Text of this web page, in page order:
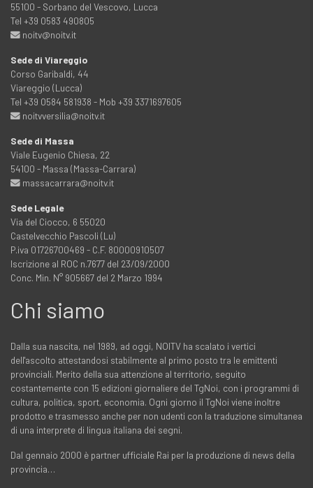
55100 - Sorbano del Vescovo, Lucca
Tel +39 0583 490805
noitv@noitv.it
Sede di Viareggio
Corso Garibaldi, 44
Viareggio (Lucca)
Tel +39 0584 581938 - Mob +39 3371697605
noitvversilia@noitv.it
Sede di Massa
Viale Eugenio Chiesa, 22
54100 - Massa (Massa-Carrara)
massacarrara@noitv.it
Sede Legale
Via del Ciocco, 6 55020
Castelvecchio Pascoli (Lu)
P.iva 01726700469 - C.F. 80000910507
Iscrizione al ROC n.7677 del 23/09/2000
Conc. Min. N° 905667 del 2 Marzo 1994
Chi siamo
Dalla sua nascita, nel 1989, ad oggi, NOITV ha scalato i vertici
dell'ascolto attestandosi stabilmente al primo posto tra le emittenti
provinciali. Merito della sua attenzione al territorio, seguito
costantemente con 15 edizioni giornaliere del TgNoi, con i programmi di
cultura, politica, sport, economia. Ogni giorno il TgNoi viene inoltre
prodotto e trasmesso anche per non udenti con la traduzione simultanea
di una interprete di lingua italiana dei segni.
Dal gennaio 2000 è partner ufficiale Rai per la produzione di news della
provincia…